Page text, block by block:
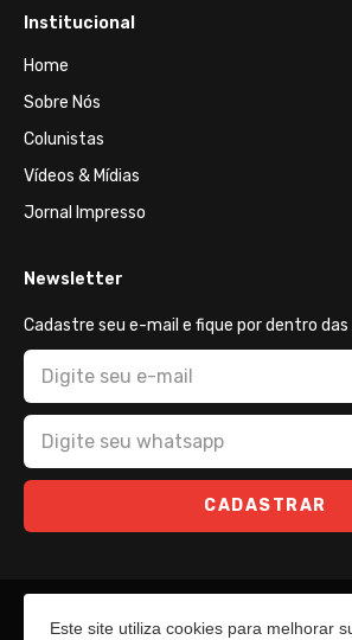
Institucional
Home
Sobre Nós
Colunistas
Vídeos & Mídias
Jornal Impresso
Newsletter
Cadastre seu e-mail e fique por dentro das
CADASTRAR
Este site utiliza cookies para melhorar